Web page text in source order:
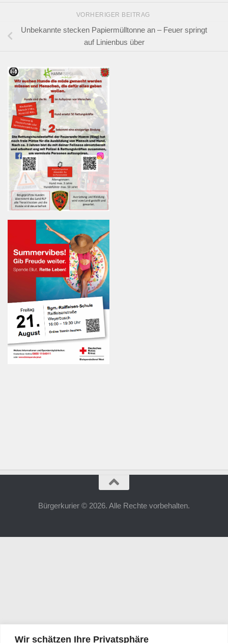
Wir schätzen Ihre Privatsphäre
VORHERIGER BEITRAG
Unbekannte stecken Papiermülltonne an – Feuer springt
auf Linienbus über
Bürgerkurier © 2026. Alle Rechte vorbehalten.